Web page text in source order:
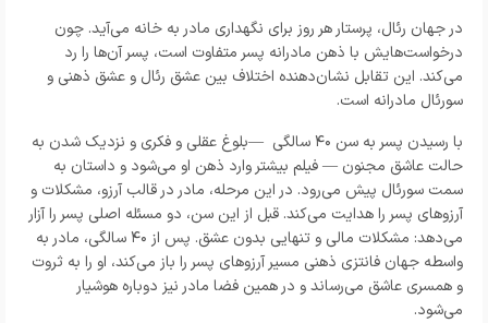
در جهان رئال، پرستار هر روز برای نگهداری مادر به خانه می‌آید. چون
درخواست‌هایش با ذهن مادرانه پسر متفاوت است، پسر آن‌ها را رد
می‌کند. این تقابل نشان‌دهنده اختلاف بین عشق رئال و عشق ذهنی و
سورئال مادرانه است.
با رسیدن پسر به سن ۴۰سالگی —بلوغ عقلی و فکری و نزدیک شدن به
حالت عاشق مجنون —فیلم بیشتر وارد ذهن او می‌شود و داستان به
سمت سورئال پیش می‌رود. در این مرحله، مادر در قالب آرزو، مشکلات و
آرزوهای پسر را هدایت می‌کند. قبل از این سن، دو مسئله اصلی پسر را آزار
می‌دهد: مشکلات مالی و تنهایی بدون عشق. پس از ۴۰سالگی، مادر به
واسطه جهان فانتزی ذهنی مسیر آرزوهای پسر را باز می‌کند، او را به ثروت
و همسری عاشق می‌رساند و در همین فضا مادر نیز دوباره هوشیار
می‌شود.